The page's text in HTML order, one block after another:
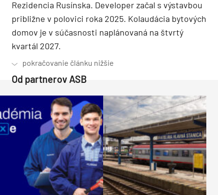
Rezidencia Rusínska. Developer začal s výstavbou
približne v polovici roka 2025. Kolaudácia bytových
domov je v súčasnosti naplánovaná na štvrtý
kvartál 2027.
Od partnerov ASB